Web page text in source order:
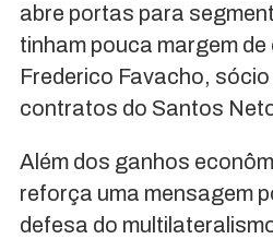
abre portas para
tinham pouca margem
Frederico Favacho,
contratos do Santos
Além dos ganhos
reforça uma mensagem
defesa do